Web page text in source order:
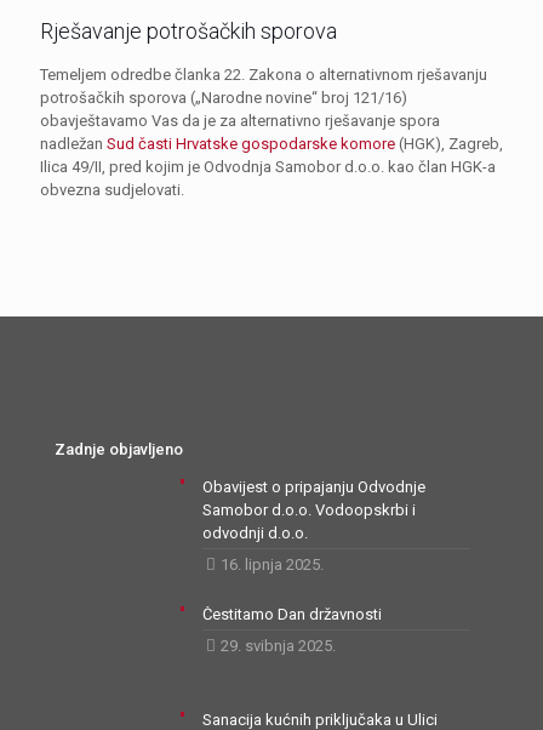
Rješavanje potrošačkih sporova
Temeljem odredbe članka 22. Zakona o alternativnom rješavanju
potrošačkih sporova („Narodne novine“ broj 121/16)
obavještavamo Vas da je za alternativno rješavanje spora
nadležan Sud časti Hrvatske gospodarske komore (HGK), Zagreb,
Ilica 49/II, pred kojim je Odvodnja Samobor d.o.o. kao član HGK-a
obvezna sudjelovati.
Zadnje objavljeno
Obavijest o pripajanju Odvodnje
Samobor d.o.o. Vodoopskrbi i
odvodnji d.o.o.
16. lipnja 2025.
Čestitamo Dan državnosti
29. svibnja 2025.
Sanacija kućnih priključaka u Ulici